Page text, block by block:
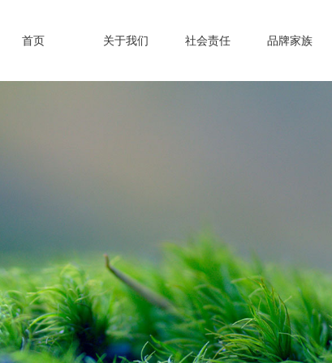
首页 关于我们 社会责任 品牌家族